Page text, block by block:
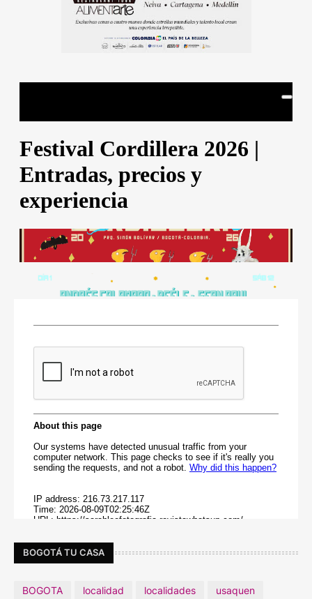
BOGOTÁ TU CASA
BOGOTA localidad localidades usaquen